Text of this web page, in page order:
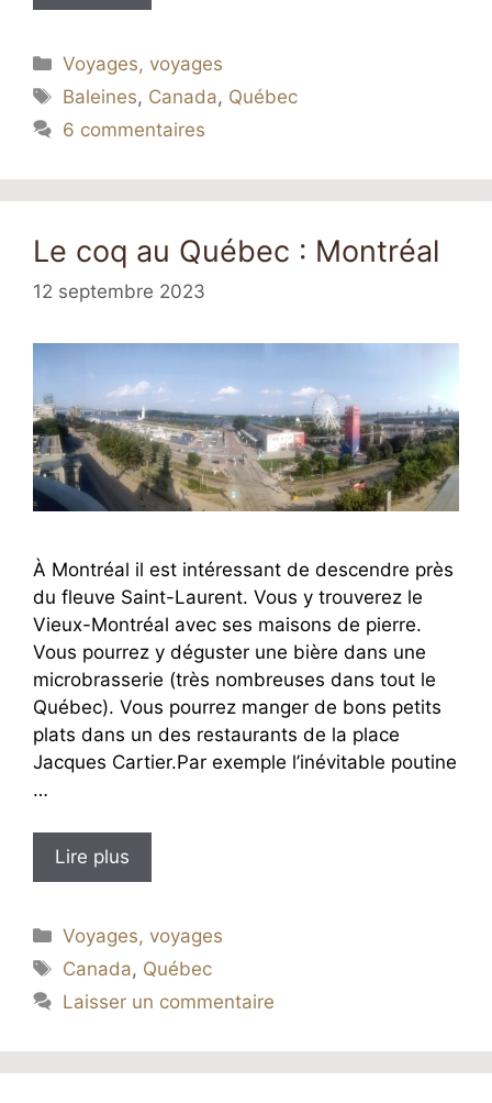
Catégories
Voyages, voyages
Étiquettes
Baleines, Canada, Québec
6 commentaires
Le coq au Québec : Montréal
12 septembre 2023
À Montréal il est intéressant de descendre près
du fleuve Saint-Laurent. Vous y trouverez le
Vieux-Montréal avec ses maisons de pierre.
Vous pourrez y déguster une bière dans une
microbrasserie (très nombreuses dans tout le
Québec). Vous pourrez manger de bons petits
plats dans un des restaurants de la place
Jacques Cartier.Par exemple l’inévitable poutine
…
Lire plus
Catégories
Voyages, voyages
Étiquettes
Canada, Québec
Laisser un commentaire